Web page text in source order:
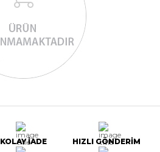
KOLAY İADE HIZLI GÖNDERİM